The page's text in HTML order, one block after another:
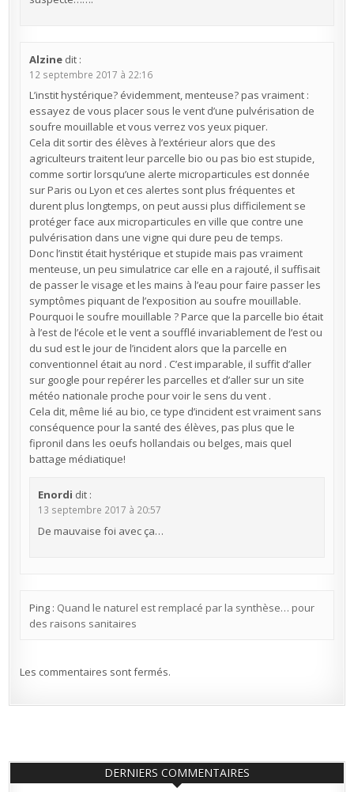
Alzine dit :
12 septembre 2017 à 22:16
L’instit hystérique? évidemment, menteuse? pas vraiment :
essayez de vous placer sous le vent d’une pulvérisation de
soufre mouillable et vous verrez vos yeux piquer.
Cela dit sortir des élèves à l’extérieur alors que des
agriculteurs traitent leur parcelle bio ou pas bio est stupide,
comme sortir lorsqu’une alerte microparticules est donnée
sur Paris ou Lyon et ces alertes sont plus fréquentes et
durent plus longtemps, on peut aussi plus difficilement se
protéger face aux microparticules en ville que contre une
pulvérisation dans une vigne qui dure peu de temps.
Donc l’instit était hystérique et stupide mais pas vraiment
menteuse, un peu simulatrice car elle en a rajouté, il suffisait
de passer le visage et les mains à l’eau pour faire passer les
symptômes piquant de l’exposition au soufre mouillable.
Pourquoi le soufre mouillable ? Parce que la parcelle bio était
à l’est de l’école et le vent a soufflé invariablement de l’est ou
du sud est le jour de l’incident alors que la parcelle en
conventionnel était au nord . C’est imparable, il suffit d’aller
sur google pour repérer les parcelles et d’aller sur un site
météo nationale proche pour voir le sens du vent .
Cela dit, même lié au bio, ce type d’incident est vraiment sans
conséquence pour la santé des élèves, pas plus que le
fipronil dans les oeufs hollandais ou belges, mais quel
battage médiatique!
Enordi dit :
13 septembre 2017 à 20:57
De mauvaise foi avec ça…
Ping : Quand le naturel est remplacé par la synthèse… pour
des raisons sanitaires
Les commentaires sont fermés.
DERNIERS COMMENTAIRES